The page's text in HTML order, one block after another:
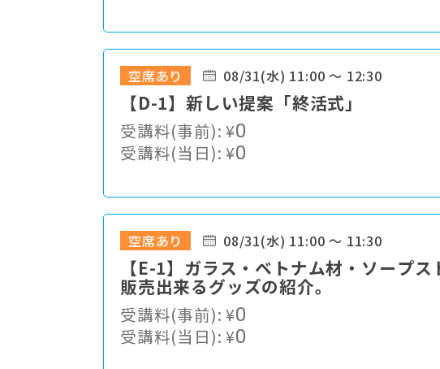
空席あり 08/31(水) 11:00 ～ 12:30
【D-1】新しい提案「終活式」
受講料(事前):¥0
受講料(当日):¥0
空席あり 08/31(水) 11:00 ～ 11:30
【E-1】ガラス・ベトナム材・ソープ
販売出来るグッズの紹介。
受講料(事前):¥0
受講料(当日):¥0